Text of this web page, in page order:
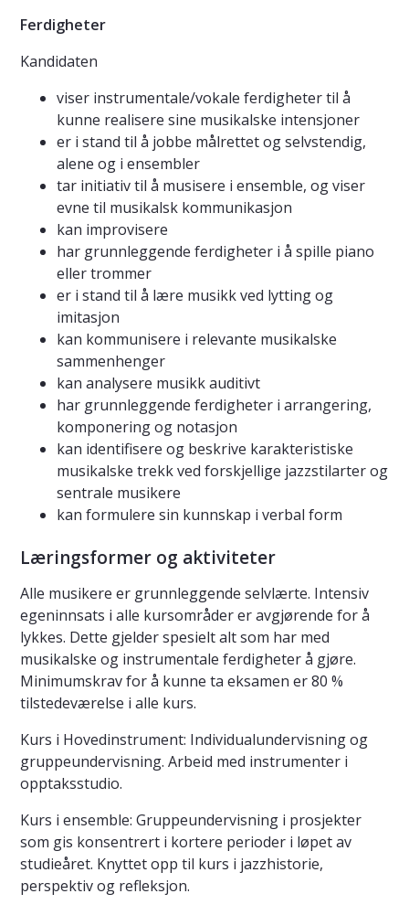
Ferdigheter
Kandidaten
viser instrumentale/vokale ferdigheter til å
kunne realisere sine musikalske intensjoner
er i stand til å jobbe målrettet og selvstendig,
alene og i ensembler
tar initiativ til å musisere i ensemble, og viser
evne til musikalsk kommunikasjon
kan improvisere
har grunnleggende ferdigheter i å spille piano
eller trommer
er i stand til å lære musikk ved lytting og
imitasjon
kan kommunisere i relevante musikalske
sammenhenger
kan analysere musikk auditivt
har grunnleggende ferdigheter i arrangering,
komponering og notasjon
kan identifisere og beskrive karakteristiske
musikalske trekk ved forskjellige jazzstilarter og
sentrale musikere
kan formulere sin kunnskap i verbal form
Læringsformer og aktiviteter
Alle musikere er grunnleggende selvlærte. Intensiv
egeninnsats i alle kursområder er avgjørende for å
lykkes. Dette gjelder spesielt alt som har med
musikalske og instrumentale ferdigheter å gjøre.
Minimumskrav for å kunne ta eksamen er 80 %
tilstedeværelse i alle kurs.
Kurs i Hovedinstrument: Individualundervisning og
gruppeundervisning. Arbeid med instrumenter i
opptaksstudio.
Kurs i ensemble: Gruppeundervisning i prosjekter
som gis konsentrert i kortere perioder i løpet av
studieåret. Knyttet opp til kurs i jazzhistorie,
perspektiv og refleksjon.